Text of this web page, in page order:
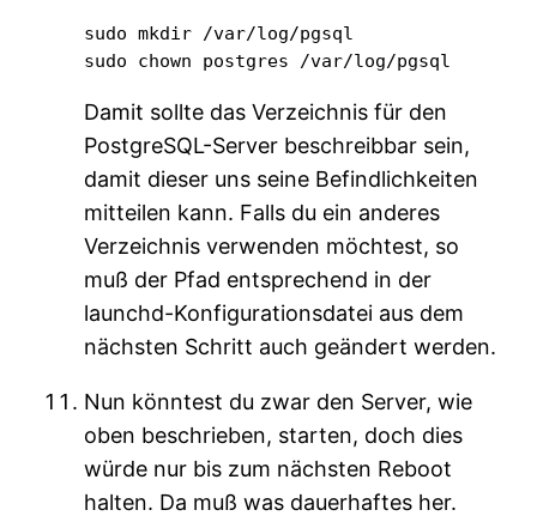
sudo mkdir /var/log/pgsql
sudo chown postgres /var/log/pgsql
Damit sollte das Verzeichnis für den
PostgreSQL-Server beschreibbar sein,
damit dieser uns seine Befindlichkeiten
mitteilen kann. Falls du ein anderes
Verzeichnis verwenden möchtest, so
muß der Pfad entsprechend in der
launchd-Konfigurationsdatei aus dem
nächsten Schritt auch geändert werden.
Nun könntest du zwar den Server, wie
oben beschrieben, starten, doch dies
würde nur bis zum nächsten Reboot
halten. Da muß was dauerhaftes her.